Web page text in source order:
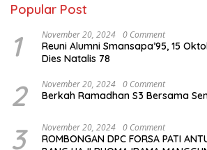
Popular Post
1 November 20, 2024 0 Comment
Reuni Alumni Smansapa’95, 15
Dies Natalis 78
2 November 20, 2024 0 Comment
Berkah Ramadhan S3 Bersama
3 November 20, 2024 0 Comment
ROMBONGAN DPC FORSA PATI